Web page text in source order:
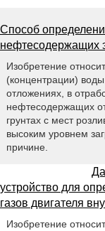
Способ
нефтесодержащих
Изобретение
(концентрации)
отложениях, в
нефтесодержащих
грунтах с мест
высоким уровнем
причине.
устройство для
газов двигателя
Изобретение